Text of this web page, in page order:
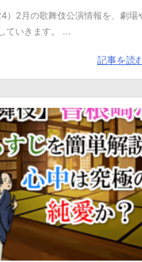
）2月の歌舞伎公演情報を、劇場
ていきます。 ...
記事を読